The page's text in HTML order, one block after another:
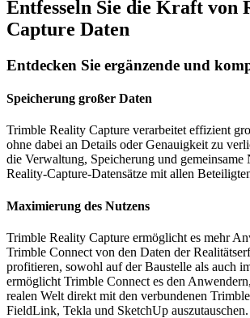
Entfesseln Sie die Kraft von
Capture Daten
Entdecken Sie ergänzende und
Speicherung großer Daten
Trimble Reality Capture verarbeitet effizient
ohne dabei an Details oder Genauigkeit zu
die Verwaltung, Speicherung und gemeinsame
Reality-Capture-Datensätze mit allen
Maximierung des Nutzens
Trimble Reality Capture ermöglicht es mehr
Trimble Connect von den Daten der
profitieren, sowohl auf der Baustelle als auch
ermöglicht Trimble Connect es den
realen Welt direkt mit den verbundenen
FieldLink, Tekla und SketchUp auszutauschen.